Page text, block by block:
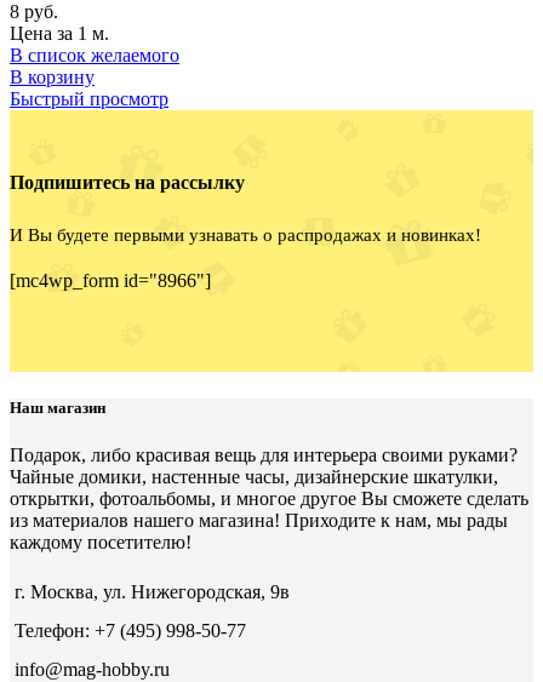
8 руб.
Цена за 1 м.
В список желаемого
В корзину
Быстрый просмотр
Подпишитесь на рассылку
И Вы будете первыми узнавать о распродажах и новинках!
[mc4wp_form id="8966"]
Наш магазин
Подарок, либо красивая вещь для интерьера своими руками?
Чайные домики, настенные часы, дизайнерские шкатулки,
открытки, фотоальбомы, и многое другое Вы сможете сделать
из материалов нашего магазина! Приходите к нам, мы рады
каждому посетителю!
г. Москва, ул. Нижегородская, 9в
Телефон: +7 (495) 998-50-77
info@mag-hobby.ru